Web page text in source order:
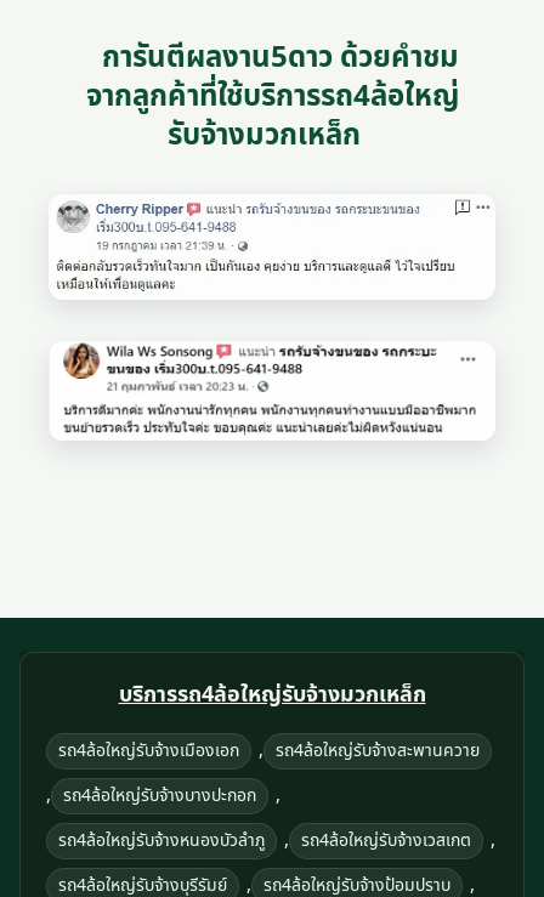
การันตีผลงาน5ดาว ด้วยคำชม
จากลูกค้าที่ใช้บริการรถ4ล้อใหญ่
รับจ้างมวกเหล็ก
บริการรถ4ล้อใหญ่รับจ้างมวกเหล็ก
รถ4ล้อใหญ่รับจ้างเมืองเอก , รถ4ล้อใหญ่รับจ้างสะพานควาย
, รถ4ล้อใหญ่รับจ้างบางปะกอก ,
รถ4ล้อใหญ่รับจ้างหนองบัวลำภู , รถ4ล้อใหญ่รับจ้างเวสเกต ,
รถ4ล้อใหญ่รับจ้างบุรีรัมย์ , รถ4ล้อใหญ่รับจ้างป้อมปราบ ,